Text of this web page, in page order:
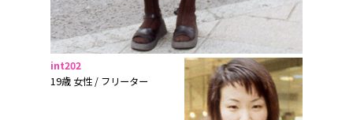
int202
19歳 女性 / フリーター